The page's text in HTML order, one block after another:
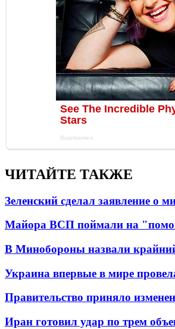
ЧИТАЙТЕ ТАКЖЕ
Зеленский сделал заявление о
Майора ВСП поймали на
В Минобороны назвали
Украина впервые в мире
Правительство приняло
Иран готовил удар по трем